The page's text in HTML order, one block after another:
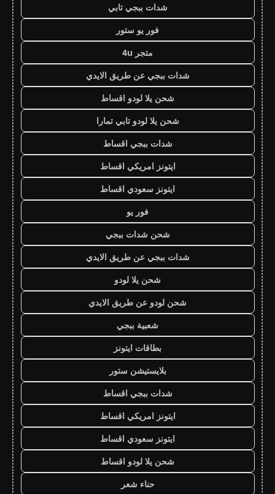
شدات ببجي تابي
فور يو ستور
متجر 4u
شدات ببجي عن طريق الايدي
شحن يلا لودو اقساط
شحن يلا لودو تابي تمارا
شدات ببجي اقساط
ايتونز امريكي اقساط
ايتونز سعودي اقساط
فور يو
شحن شدات ببجي
شدات ببجي عن طريق الايدي
شحن يلا لودو
شحن لودو عن طريق الايدي
شعبية ببجي
بطاقات ايتونز
بلايستيشن ستور
شدات ببجي اقساط
ايتونز امريكي اقساط
ايتونز سعودي اقساط
شحن يلا لودو اقساط
حناء شعر